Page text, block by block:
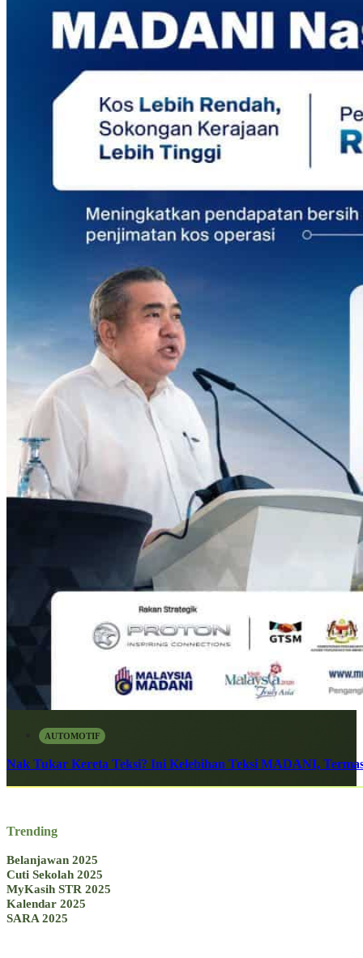
AUTOMOTIF
Nak Tukar Kereta Teksi? Ini Kelebihan Teksi MADANI,
Trending
Belanjawan 2025
Cuti Sekolah 2025
MyKasih STR 2025
Kalendar 2025
SARA 2025